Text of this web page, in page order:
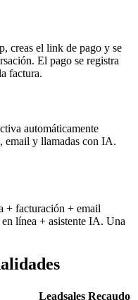
creas el link de pago y se
El pago se registra
factura.
automáticamente
email y llamadas con IA.
+ facturación + email
línea + asistente IA. Una
Leadsales Recaudo